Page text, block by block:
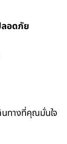
ลอดภัย
ทางที่คุณมั่นใจ